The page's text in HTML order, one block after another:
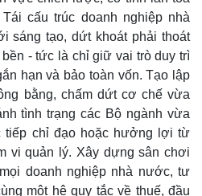
cấu trúc doanh nghiệp nhà
sáng tạo, dứt khoát phải thoát
- tức là chỉ giữ vai trò duy trì
hạn và bảo toàn vốn. Tạo lập
bằng, chấm dứt cơ chế vừa
tình trạng các Bộ ngành vừa
tiếp chỉ đạo hoặc hưởng lợi từ
vi quản lý. Xây dựng sân chơi
doanh nghiệp nhà nước, tư
một hệ quy tắc về thuế, đầu